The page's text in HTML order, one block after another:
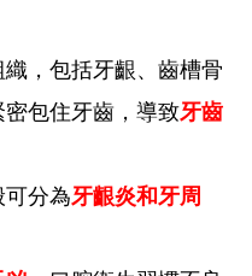
，包括牙齦、齒槽骨
包住牙齒，導致牙齒
可分為牙齦炎和牙周